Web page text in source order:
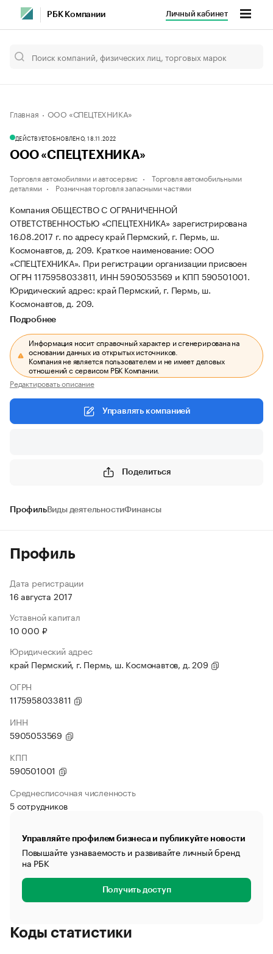
РБК Компании Личный кабинет
Главная ООО «СПЕЦТЕХНИКА»
ДЕЙСТВУЕТОБНОВЛЕНО, 18.11.2022
ООО «СПЕЦТЕХНИКА»
Торговля автомобилями и автосервис
Торговля автомобильными
деталями
Розничная торговля запасными частями
Компания ОБЩЕСТВО С ОГРАНИЧЕННОЙ
ОТВЕТСТВЕННОСТЬЮ «СПЕЦТЕХНИКА» зарегистрирована
16.08.2017 г. по адресу край Пермский, г. Пермь, ш.
Космонавтов, д. 209. Краткое наименование: ООО
«СПЕЦТЕХНИКА». При регистрации организации присвоен
ОГРН 1175958033811, ИНН 5905053569 и КПП 590501001.
Юридический адрес: край Пермский, г. Пермь, ш.
Космонавтов, д. 209.
Подробнее
Информация носит справочный характер и сгенерирована на
основании данных из открытых источников.
Компания не является пользователем и не имеет деловых
отношений с сервисом РБК Компании.
Редактировать описание
Управлять компанией
Поделиться
ПрофильВиды деятельностиФинансы
Профиль
Дата регистрации
16 августа 2017
Уставной капитал
10 000 ₽
Юридический адрес
край Пермский, г. Пермь, ш. Космонавтов, д. 209
ОГРН
1175958033811
ИНН
5905053569
КПП
590501001
Среднесписочная численность
5 сотрудников
Управляйте профилем бизнеса и публикуйте новости
Повышайте узнаваемость и развивайте личный бренд
на РБК
Получить доступ
Коды статистики